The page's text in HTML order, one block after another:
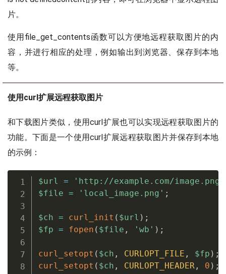
片。
使用file_get_contents函数可以方便地远程获取图片的内
容，并进行相应的处理，例如输出到浏览器、保存到本地
等。
使用curl扩展远程获取图片
和下载图片类似，使用curl扩展也可以实现远程获取图片的
功能。下面是一个使用curl扩展远程获取图片并保存到本地
的示例：
$url = 'http://example.com/image.png'
$file = 'local_image.png' ;
$ch = curl_init ( $url ) ;
$fp = fopen ( $file , 'wb' ) ;
curl_setopt ( $ch , CURLOPT_FILE , $fp ) ;
curl_setopt ( $ch , CURLOPT_HEADER, 0 ) ;